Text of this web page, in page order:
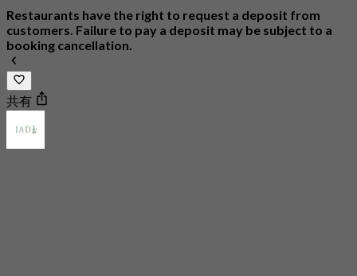
Restaurants have the right to request a deposit from
customers. Failure to pay a deposit may be subject to a
booking cancellation.
共有